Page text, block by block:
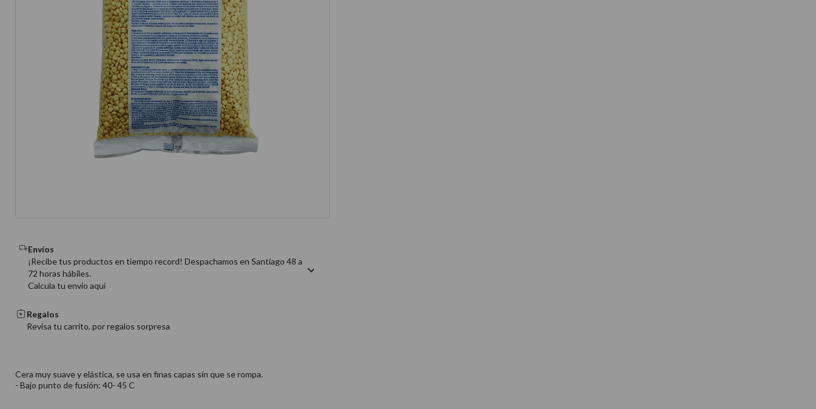
Envíos
¡Recibe tus productos en tiempo record! Despachamos en Santiago 48 a
72 horas hábiles.
Calcula tu envio aquí
Regalos
Revisa tu carrito, por regalos sorpresa
Cera muy suave y elástica, se usa en finas capas sin que se rompa.
- Bajo punto de fusión: 40- 45 C
10 protector térmico